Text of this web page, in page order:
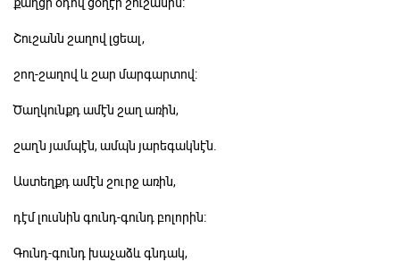
քաղցր օդով ցօղէր շուշանին:
Շուշանն շաղով լցեալ,
շող-շաղով և շար մարգարտով:
Ծաղկունքդ ամէն շաղ առին,
շաղն յամպէն, ամպն յարեգակնէն.
Աստեղքդ ամէն շուրջ առին,
դէմ լուսնին գունդ-գունդ բոլորին:
Գունդ-գունդ խաչաձև գնդակ,